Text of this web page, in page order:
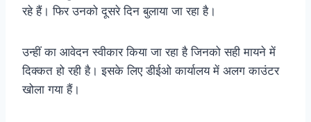
रहे हैं। फिर उनको दूसरे दिन बुलाया जा रहा है।
उन्हीं का आवेदन स्वीकार किया जा रहा है जिनको सही मायने में
दिक्कत हो रही है। इसके लिए डीईओ कार्यालय में अलग काउंटर
खोला गया हैं।